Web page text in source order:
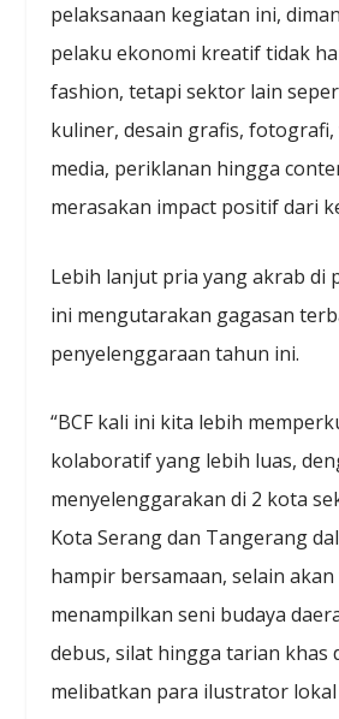
pelaksanaan kegiatan ini,
pelaku ekonomi kreatif tidak
fashion, tetapi sektor lain
kuliner, desain grafis, fotografi,
media, periklanan hingga
merasakan impact positif dari
Lebih lanjut pria yang akrab di
ini mengutarakan gagasan
penyelenggaraan tahun ini.
“BCF kali ini kita lebih
kolaboratif yang lebih luas,
menyelenggarakan di 2 kota
Kota Serang dan Tangerang
hampir bersamaan, selain
menampilkan seni budaya
debus, silat hingga tarian khas
melibatkan para ilustrator